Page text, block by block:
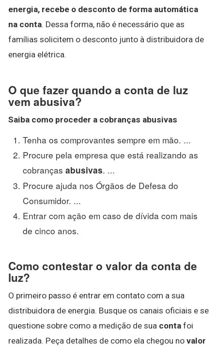
energia, recebe o desconto de forma automática
na conta. Dessa forma, não é necessário que as
famílias solicitem o desconto junto à distribuidora de
energia elétrica.
O que fazer quando a conta de luz
vem abusiva?
Saiba como proceder a cobranças abusivas
Tenha os comprovantes sempre em mão. ...
Procure pela empresa que está realizando as
cobranças abusivas. ...
Procure ajuda nos Órgãos de Defesa do
Consumidor. ...
Entrar com ação em caso de dívida com mais
de cinco anos.
Como contestar o valor da conta de
luz?
O primeiro passo é entrar em contato com a sua
distribuidora de energia. Busque os canais oficiais e se
questione sobre como a medição de sua conta foi
realizada. Peça detalhes de como ela chegou no valor